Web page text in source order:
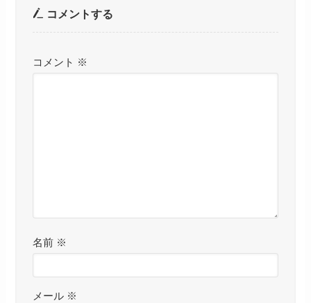
コメントする
コメント ※
名前 ※
メール ※